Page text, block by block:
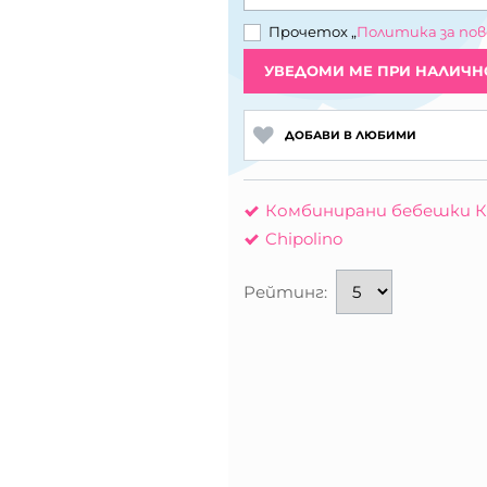
Прочетох „Политика за
УВЕДОМИ МЕ ПРИ
ДОБАВИ В ЛЮБИМИ
Комбинирани бебешки
Chipolino
Рейтинг: